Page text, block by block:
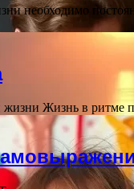
необходимо
Жизнь в ритме